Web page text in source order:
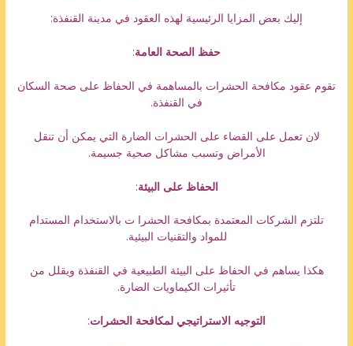
إليك بعض المزايا الرئيسية لهذه العقود في مدينة القنفذة:
حفظ الصحة العامة:
تقوم عقود مكافحة الحشرات بالمساهمة في الحفاظ على صحة السكان
في القنفذة.
لان تعمل على القضاء على الحشرات الضارة التي يمكن أن تنقل
الأمراض وتسبب مشاكل صحية جسيمة.
الحفاظ على البيئة:
تلتزم الشركات المعتمدة بمكافحة الحشرا ت بالاستخدام المستدام
للمواد والتقنيات البيئية.
هكذا يساهم في الحفاظ على البيئة الطبيعية في القنفذة ويقلل من
تأثيرات الكيماويات الضارة.
التوجيه الاستراتيجي لمكافحة الحشرات: